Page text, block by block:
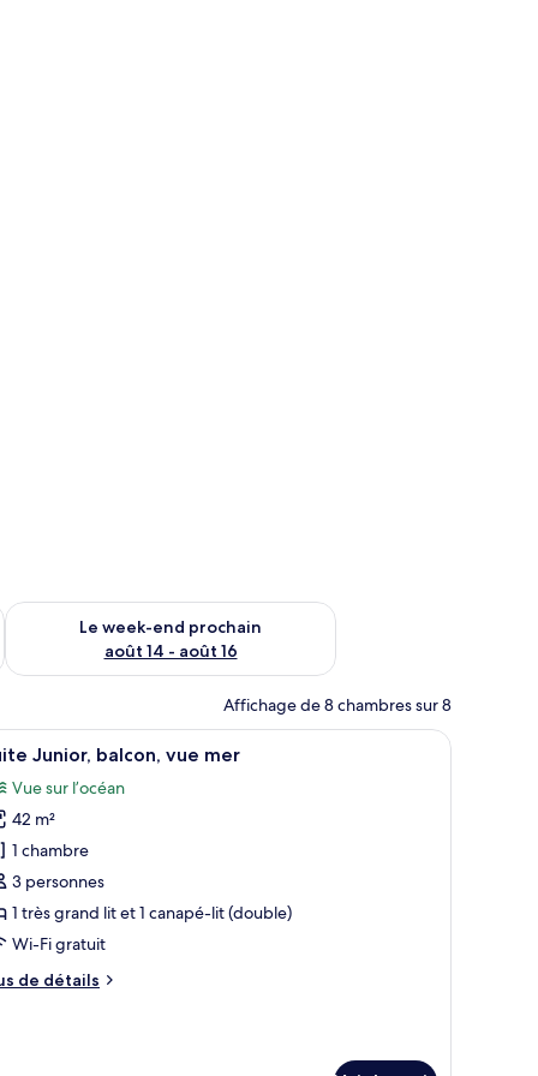
août 7 - août 9
Le week-end prochain
août 14 - août 16
Vérifier la disponibilité pour le week-end prochain août 14 -
Affichage de 8 chambres sur 8
une chaise et une vue sur l’océan.
:
Une chambre d’hôtel équipée d’un lit,
5 Junior, balcon, vue mer
Vue sur l’océan
42 m²
1 chambre
3 personnes
1 très grand lit et 1 canapé-lit (double)
Wi-Fi gratuit
de détails